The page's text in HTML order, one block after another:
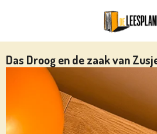
naar
de
hoofdinhoud
Das Droog en de zaak van